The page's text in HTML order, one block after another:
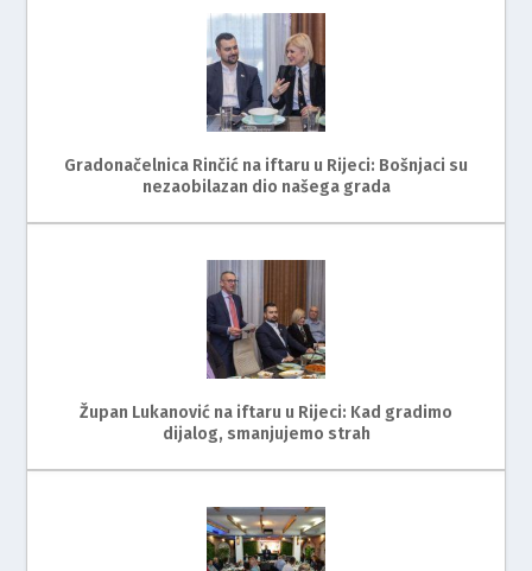
Gradonačelnica Rinčić na iftaru u Rijeci: Bošnjaci su
nezaobilazan dio našega grada
Župan Lukanović na iftaru u Rijeci: Kad gradimo
dijalog, smanjujemo strah